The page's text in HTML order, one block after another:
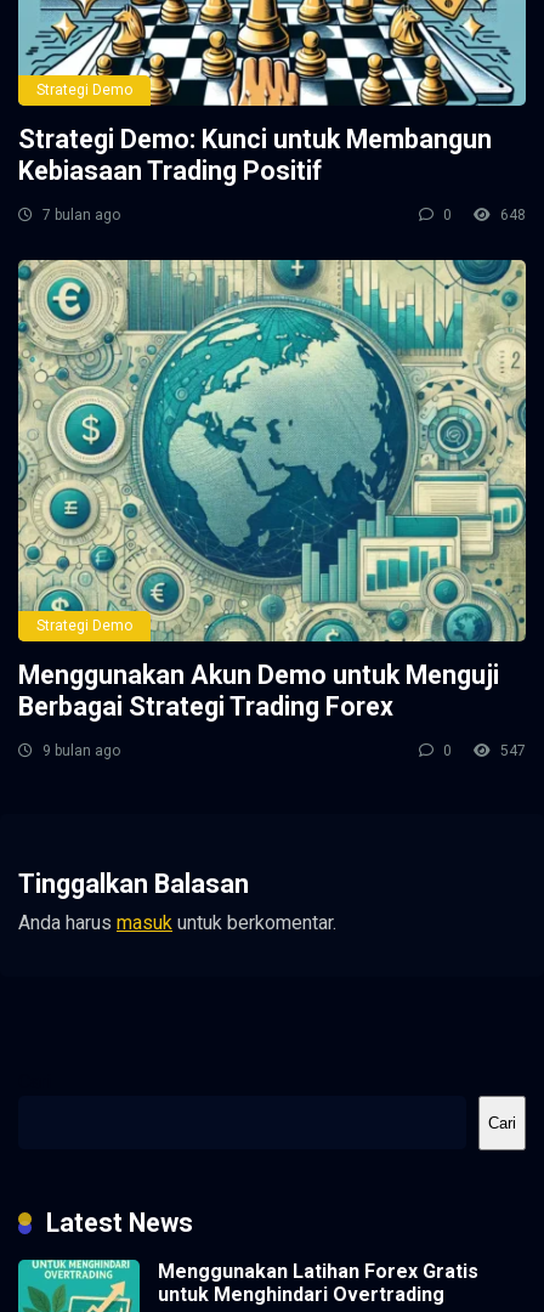
Strategi Demo
Strategi Demo: Kunci untuk Membangun
Kebiasaan Trading Positif
7 bulan ago 0 648
Strategi Demo
Menggunakan Akun Demo untuk Menguji
Berbagai Strategi Trading Forex
9 bulan ago 0 547
Tinggalkan Balasan
Anda harus masuk untuk berkomentar.
Cari
Latest News
Menggunakan Latihan Forex Gratis
untuk Menghindari Overtrading